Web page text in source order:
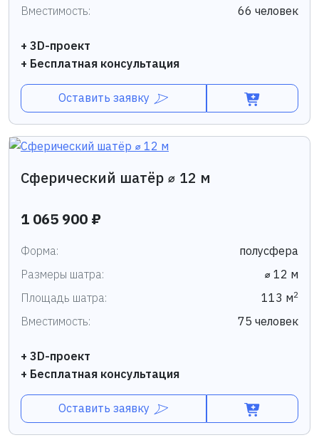
Вместимость: 66 человек
+ 3D-проект
+ Бесплатная консультация
Оставить заявку
Сферический шатёр ⌀ 12 м
1 065 900 ₽
Форма:
полусфера
Размеры шатра:
⌀ 12 м
Площадь шатра:
113 м2
Вместимость: 75 человек
+ 3D-проект
+ Бесплатная консультация
Оставить заявку